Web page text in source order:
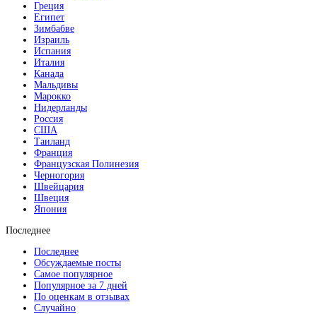
Греция
Египет
Зимбабве
Израиль
Испания
Италия
Канада
Мальдивы
Марокко
Нидерланды
Россия
США
Таиланд
Франция
Французская Полинезия
Черногория
Швейцария
Швеция
Япония
Последнее
Последнее
Обсуждаемые посты
Самое популярное
Популярное за 7 дней
По оценкам в отзывах
Случайно